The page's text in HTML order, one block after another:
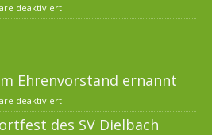
deaktiviert
Ehrenvorstand ernannt
deaktiviert
des SV Dielbach